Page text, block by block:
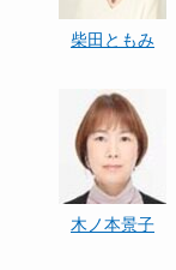
柴田ともみ
木ノ本景子